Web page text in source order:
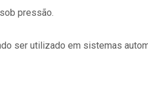
pressão.
ser utilizado em sistemas